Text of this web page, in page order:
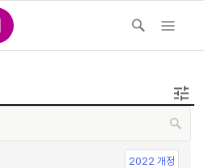
2022 개정